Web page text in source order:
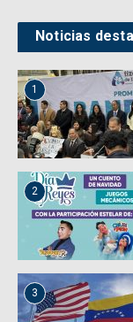
Noticias
1
2
3